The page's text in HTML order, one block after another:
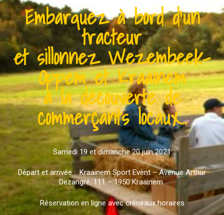
Embarquez à bord d'un
tracteur
et sillonnez Wezembeek-
Oppem et Kraainem
à la découverte de
commerçants locaux...
Samedi 19 et dimanche 20 juin 2021
Départ et arrivée : Kraainem Sport Event – Avenue Arthur
Dezangré, 111 – 1950 Kraainem
Réservation en ligne avec créneaux horaires